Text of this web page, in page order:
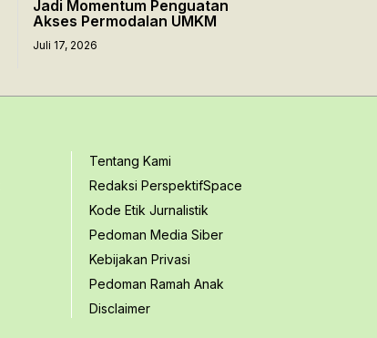
Jadi Momentum Penguatan
Akses Permodalan UMKM
Juli 17, 2026
Tentang Kami
Redaksi PerspektifSpace
Kode Etik Jurnalistik
Pedoman Media Siber
Kebijakan Privasi
Pedoman Ramah Anak
Disclaimer